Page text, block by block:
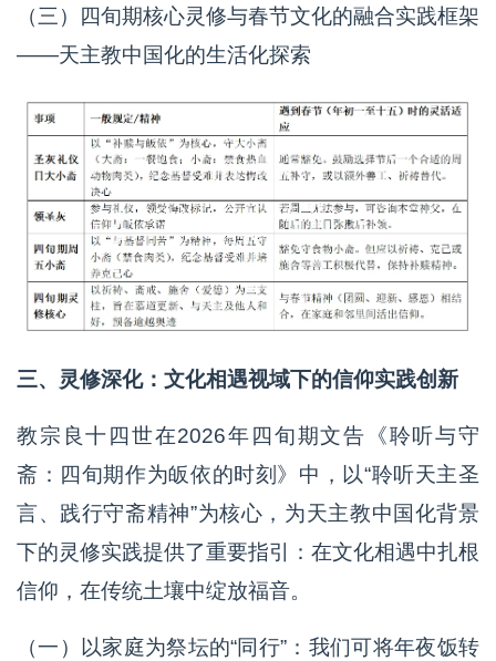
（三）四旬期核心灵修与春节文化的融合实践框架
——天主教中国化的生活化探索
三、灵修深化：文化相遇视域下的信仰实践创新
教宗良十四世在2026年四旬期文告《聆听与守
斋：四旬期作为皈依的时刻》中，以“聆听天主圣
言、践行守斋精神”为核心，为天主教中国化背景
下的灵修实践提供了重要指引：在文化相遇中扎根
信仰，在传统土壤中绽放福音。
（一）以家庭为祭坛的“同行”：我们可将年夜饭转